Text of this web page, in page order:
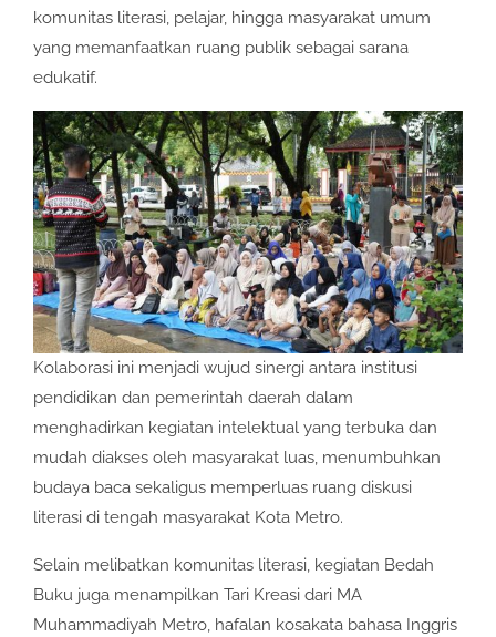
komunitas literasi, pelajar, hingga masyarakat umum
yang memanfaatkan ruang publik sebagai sarana
edukatif.
Kolaborasi ini menjadi wujud sinergi antara institusi
pendidikan dan pemerintah daerah dalam
menghadirkan kegiatan intelektual yang terbuka dan
mudah diakses oleh masyarakat luas, menumbuhkan
budaya baca sekaligus memperluas ruang diskusi
literasi di tengah masyarakat Kota Metro.
Selain melibatkan komunitas literasi, kegiatan Bedah
Buku juga menampilkan Tari Kreasi dari MA
Muhammadiyah Metro, hafalan kosakata bahasa Inggris